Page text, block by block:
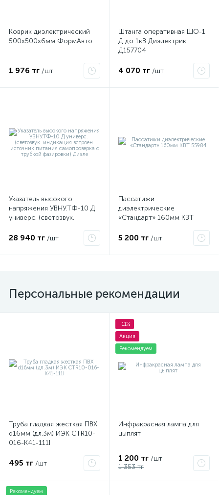
Коврик диэлектрический
500х500х6мм ФормАвто
1 976 тг /шт
Штанга оперативная ШО-1
Д до 1кВ Диэлектрик
Д157704
4 070 тг /шт
Указатель высокого
напряжения УВНУ.ТФ-10 Д
универс. (светозвук.
источник питания
самопроверка с трубкой
28 940 тг /шт
Пассатижи
диэлектрические
«Стандарт» 160мм КВТ
5 200 тг /шт
Персональные рекомендации
Труба гладкая жесткая ПВХ
d16мм (дл.3м) ИЭК CTR10-
016-K41-111I
495 тг /шт
-11%
Акция
Рекомендуем
Инфракрасная лампа для
цыплят
1 200 тг /шт
1 353 тг
Рекомендуем